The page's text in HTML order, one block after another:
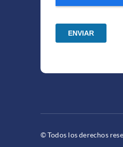
© Todos los derechos